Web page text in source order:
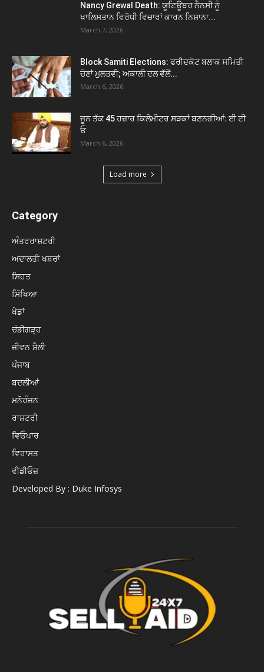
Nancy Grewal Death: ਯੂਟਿਊਬਰ ਨੈਨਸੀ ਨੂੰ
ਖਾਲਿਸਤਾਨ ਵਿਰੋਧੀ ਵਿਚਾਰਾਂ ਕਾਰਨ ਨਿਸ਼ਾਨਾ...
March 7, 2026
Block Samiti Elections: ਫਰੀਦਕੋਟ ਬਲਾਕ ਸਮਿਤੀ
ਚੋਣਾਂ ਮੁਲਤਵੀ; ਅਕਾਲੀ ਦਲ ਵੱਲੋਂ...
March 6, 2026
ਜੂਨ ਤੱਕ 45 ਹਜ਼ਾਰ ਕਿਲੋਮੀਟਰ ਸੜਕਾਂ ਬਣਨਗੀਆਂ: ਈ ਟੀ
ਓ
March 6, 2026
Load more
Category
ਅੰਤਰਰਾਸ਼ਟਰੀ
ਅਦਾਲਤੀ ਖਬਰਾਂ
ਸਿਹਤ
ਸਿੱਖਿਆ
ਖੇਡਾਂ
ਚੰਡੀਗੜ੍ਹ
ਜੀਵਨ ਸ਼ੈਲੀ
ਪੰਜਾਬ
ਬਦਲੀਆਂ
ਮਨੋਰੰਜਨ
ਰਾਸ਼ਟਰੀ
ਵਿਓਪਾਰ
ਵਿਰਾਸਤ
ਵੀਡੀਓਜ਼
Developed By : Duke Infosys